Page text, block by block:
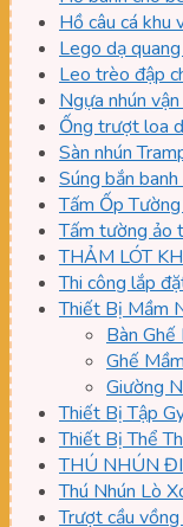
Hồ câu cá khu
Lego dạ
Leo trèo đập
Ngựa nhún
Ống trượt loa
Sàn nhún
Súng bắn
Tấm Ốp
Tấm tường ảo
THẢM LÓT
Thi công lắp
Thiết Bị Mầm
Bàn
Ghế
Giường
Thiết Bị Tập
Thiết Bị Thể
THÚ NHÚN
Thú Nhún Lò
Trượt cầu